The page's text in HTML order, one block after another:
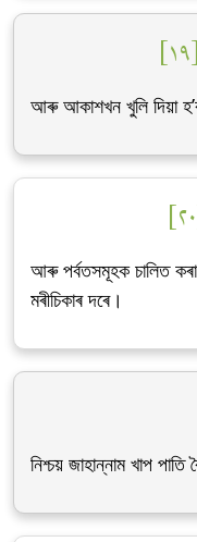
আৰু আকাশখন খুলি দিয়া
আৰু পৰ্বতসমূহক চালিত
মৰীচিকাৰ দৰে।
নিশ্চয় জাহান্নাম খাপ